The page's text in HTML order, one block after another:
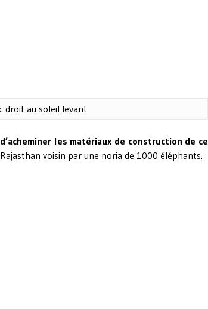
droit au soleil levant
les matériaux de construction de ce
voisin par une noria de 1000 éléphants.